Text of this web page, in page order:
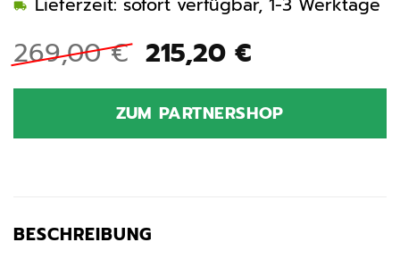
269,00€ Ursprünglicher
Preis
war:
269,00 €
215,20 €Aktueller
ist:
215,20 €.
ZUM PARTNERSHOP
BESCHREIBUNG